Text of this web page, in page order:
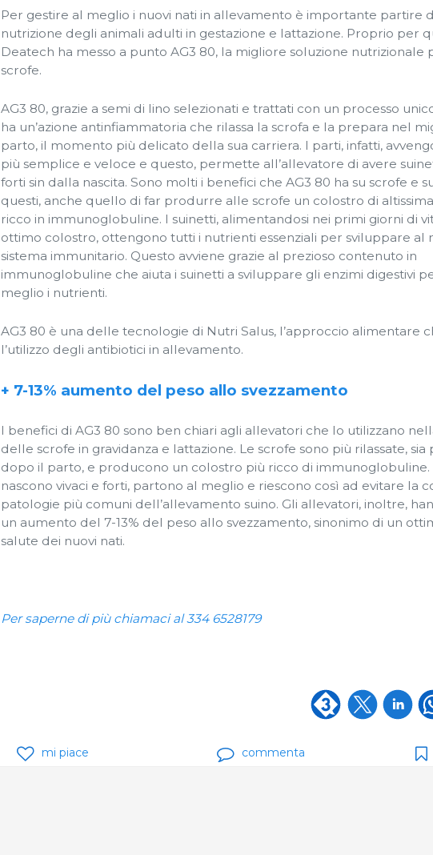
Per gestire al meglio i nuovi nati in allevamento è importante partire
nutrizione degli animali adulti in gestazione e lattazione. Proprio per
Deatech ha messo a punto AG3 80, la migliore soluzione nutrizionale
scrofe.
AG3 80, grazie a semi di lino selezionati e trattati con un processo
ha un’azione antinfiammatoria che rilassa la scrofa e la prepara nel
parto, il momento più delicato della sua carriera. I parti, infatti,
più semplice e veloce e questo, permette all’allevatore di avere
forti sin dalla nascita. Sono molti i benefici che AG3 80 ha su scrofe e
questi, anche quello di far produrre alle scrofe un colostro di
ricco in immunoglobuline. I suinetti, alimentandosi nei primi giorni di
ottimo colostro, ottengono tutti i nutrienti essenziali per sviluppare al
sistema immunitario. Questo avviene grazie al prezioso contenuto in
immunoglobuline che aiuta i suinetti a sviluppare gli enzimi digestivi
meglio i nutrienti.
AG3 80 è una delle tecnologie di Nutri Salus, l’approccio alimentare
l’utilizzo degli antibiotici in allevamento.
+ 7-13% aumento del peso allo svezzamento
I benefici di AG3 80 sono ben chiari agli allevatori che lo utilizzano
delle scrofe in gravidanza e lattazione. Le scrofe sono più rilassate, sia
dopo il parto, e producono un colostro più ricco di immunoglobuline.
nascono vivaci e forti, partono al meglio e riescono così ad evitare la
patologie più comuni dell’allevamento suino. Gli allevatori, inoltre,
un aumento del 7-13% del peso allo svezzamento, sinonimo di un
salute dei nuovi nati.
Per saperne di più chiamaci al 334 6528179
mi piace commenta